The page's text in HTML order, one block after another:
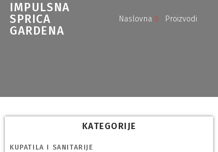
IMPULSNA
SPRICA
GARDENA
Naslovna Proizvodi
KATEGORIJE
KUPATILA I SANITARIJE